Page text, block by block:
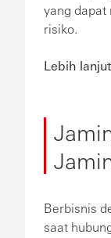
yang dapat
risiko.
Lebih lanjut
Berbisnis
saat